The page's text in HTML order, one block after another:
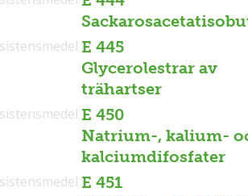
E 445
Glycerolestrar av
trähartser
E 450
Natrium-, kalium-
kalciumdifosfater
E 451